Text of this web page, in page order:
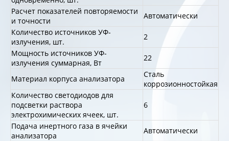
Расчет показателей повторяемости
и точности
Автоматически
Количество источников УФ-
излучения, шт.
2
Мощность источников УФ-
излучения суммарная, Вт
22
Материал корпуса анализатора
Сталь
коррозионностойкая
Количество светодиодов для
подсветки раствора
электрохимических ячеек, шт.
6
Подача инертного газа в ячейки
анализатора
Автоматически